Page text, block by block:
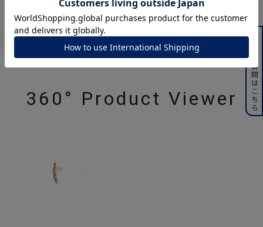
360° Product Viewer よくある質問はこちら